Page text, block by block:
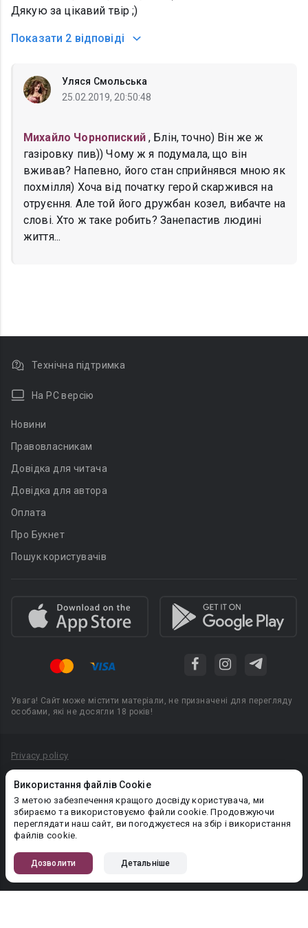
Дякую за цікавий твір ;)
Показати 2 відповіді
Уляся Смольська
25.02.2019, 20:50:48
Михайло Чорнопиский , Блін, точно) Він же ж
газіровку пив)) Чому ж я подумала, що він
вживав? Напевно, його стан сприйнявся мною як
похмілля) Хоча від початку герой скаржився на
отруєння. Але той його дружбан козел, вибачте на
слові. Хто ж таке робить? Занепастив людині
життя...
Використання файлів Cookie
З метою забезпечення кращого досвіду користувача, ми
збираємо та використовуємо файли cookie. Продовжуючи
переглядати наш сайт, ви погоджуєтеся на збір і використання
файлів cookie.
Дозволити Детальніше
Технічна підтримка
На PC версію
Новини
Правовласникам
Довідка для читача
Довідка для автора
Оплата
Про Букнет
Пошук користувачів
Увага! Сайт може містити матеріали, не призначені для перегляду
особами, які не досягли 18 років!
Privacy policy
Політика конфіденційності
Правила публікації авторського контенту
PR-вiддiл: pr@booknet.com
© 2026 Booknet. Всі права захищено.